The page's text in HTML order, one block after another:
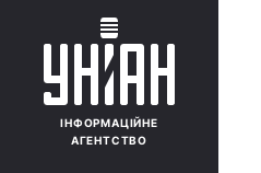
ІНФОРМАЦІЙНЕ
АГЕНТСТВО